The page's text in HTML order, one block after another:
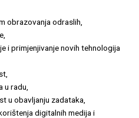
obrazovanja odraslih,
i primjenjivanje novih tehnologija
u radu,
u obavljanju zadataka,
digitalnih medija i